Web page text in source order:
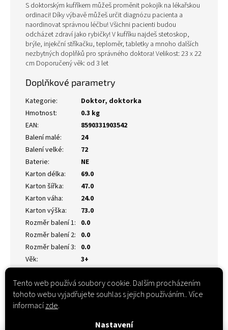
Tento web používá soubory cookie. Dalším procházením
tohoto webu vyjadřujete souhlas s jejich používáním.. Více
informacízde.
Nastavení
S doktorským kufříkem můžeš proměnit pokojík na lékařskou
ordinaci! Díky výbavě můžeš určit diagnózu pacienta a
naordinovat správnou léčbu! Všichni pacienti budou
odcházet zdraví jako rybičky! V kufříku najdeš stetoskop,
brýle, injekční stříkačku, teploměr, tabletky a mnoho dalších
nezbytných doplňků pro správného doktora! Velikost: 23 x 22
cm Doporučený věk: od 3 let
Doplňkové parametry
Kategorie:
Doktor, doktorka
Hmotnost:
0.3 kg
EAN:
8590331903542
Balení malé:
24
Balení velké:
72
Baterie:
NE
Karton délka:
69.0
Karton šířka:
47.0
Karton váha:
24.0
Karton výška:
73.0
Rozměr balení 1: 0.0
Rozměr balení 2: 0.0
Rozměr balení 3: 0.0
Věk: 3+